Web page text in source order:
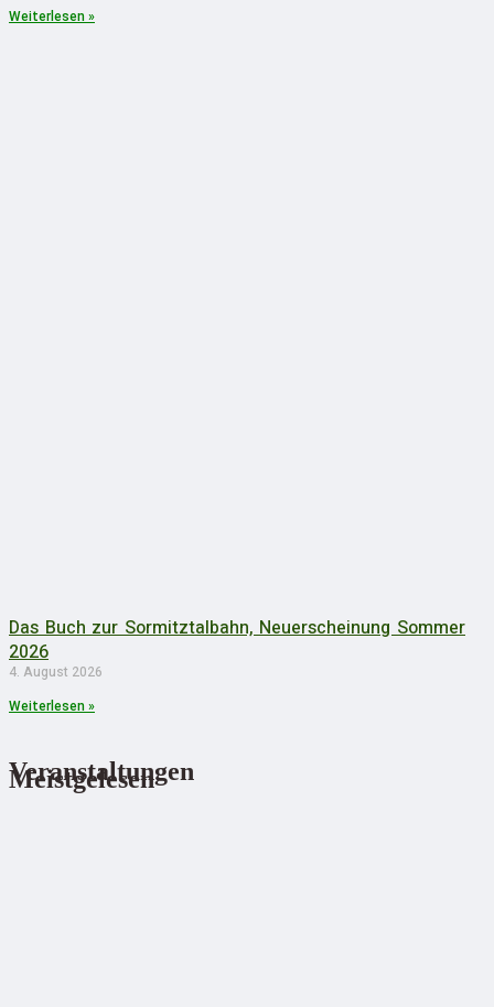
Weiterlesen »
Das Buch zur Sormitztalbahn, Neuerscheinung Sommer
2026
4. August 2026
Weiterlesen »
Veranstaltungen
Meistgelesen